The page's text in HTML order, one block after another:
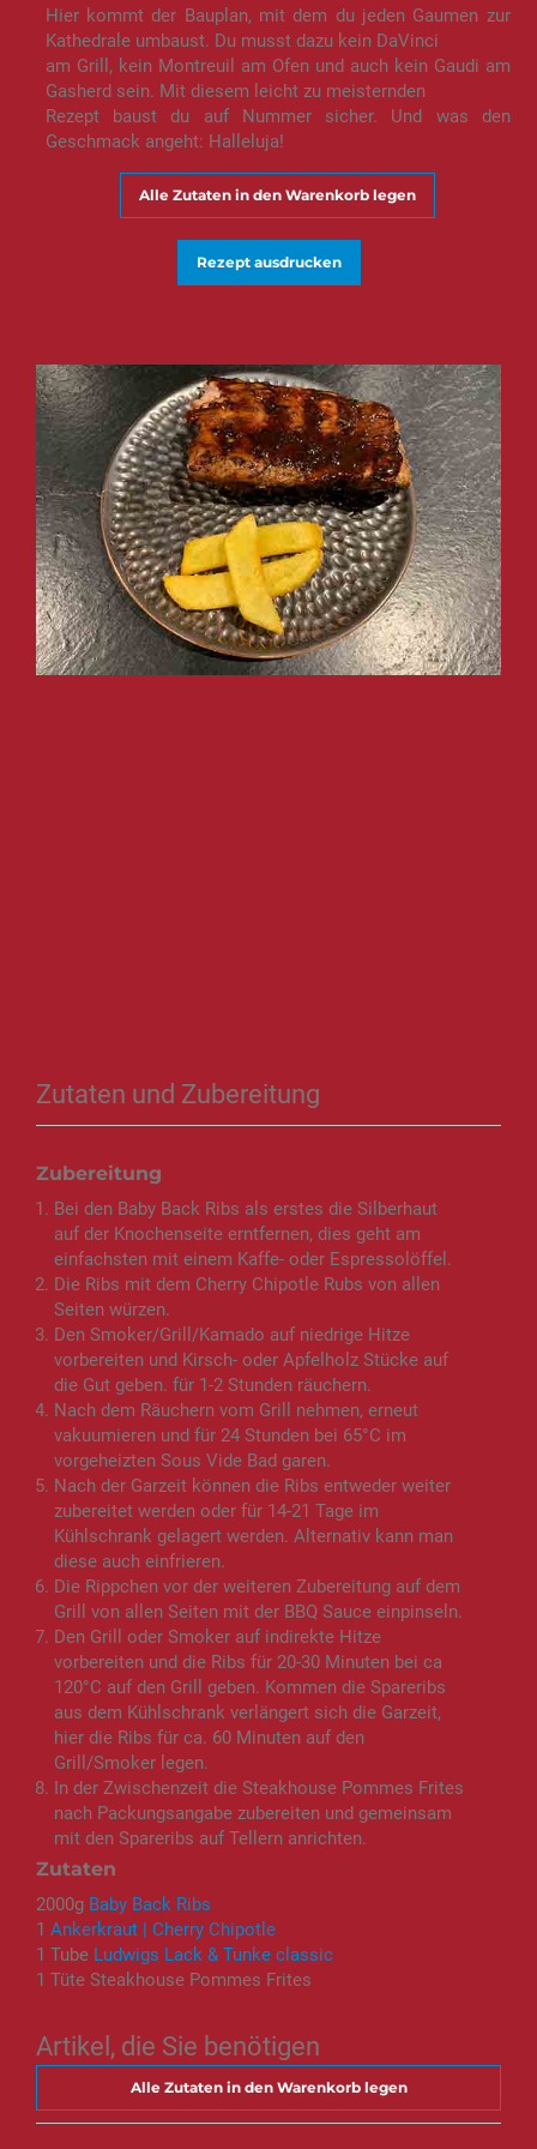
Hier kommt der Bauplan, mit dem du jeden Gaumen zur
Kathedrale umbaust. Du musst dazu kein DaVinci
am Grill, kein Montreuil am Ofen und auch kein Gaudi am
Gasherd sein. Mit diesem leicht zu meisternden
Rezept baust du auf Nummer sicher. Und was den
Geschmack angeht: Halleluja!
Alle Zutaten in den Warenkorb legen
Rezept ausdrucken
Zutaten und Zubereitung
Zutaten
2000g Baby Back Ribs
1 Ankerkraut | Cherry Chipotle
1 Tube Ludwigs Lack & Tunke classic
1 Tüte Steakhouse Pommes Frites
Zubereitung
Bei den Baby Back Ribs als erstes die Silberhaut
auf der Knochenseite erntfernen, dies geht am
einfachsten mit einem Kaffe- oder Espressolöffel.
Die Ribs mit dem Cherry Chipotle Rubs von allen
Seiten würzen.
Den Smoker/Grill/Kamado auf niedrige Hitze
vorbereiten und Kirsch- oder Apfelholz Stücke auf
die Gut geben. für 1-2 Stunden räuchern.
Nach dem Räuchern vom Grill nehmen, erneut
vakuumieren und für 24 Stunden bei 65°C im
vorgeheizten Sous Vide Bad garen.
Nach der Garzeit können die Ribs entweder weiter
zubereitet werden oder für 14-21 Tage im
Kühlschrank gelagert werden. Alternativ kann man
diese auch einfrieren.
Die Rippchen vor der weiteren Zubereitung auf dem
Grill von allen Seiten mit der BBQ Sauce einpinseln.
Den Grill oder Smoker auf indirekte Hitze
vorbereiten und die Ribs für 20-30 Minuten bei ca
120°C auf den Grill geben. Kommen die Spareribs
aus dem Kühlschrank verlängert sich die Garzeit,
hier die Ribs für ca. 60 Minuten auf den
Grill/Smoker legen.
In der Zwischenzeit die Steakhouse Pommes Frites
nach Packungsangabe zubereiten und gemeinsam
mit den Spareribs auf Tellern anrichten.
Artikel, die Sie benötigen
Alle Zutaten in den Warenkorb legen